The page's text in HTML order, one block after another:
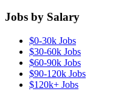
Jobs by Salary
$0-30k Jobs
$30-60k Jobs
$60-90k Jobs
$90-120k Jobs
$120k+ Jobs